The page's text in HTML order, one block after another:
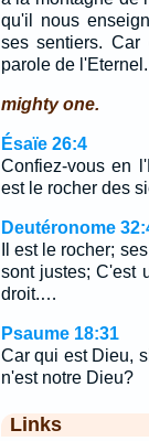
qu'il nous
ses sentiers.
parole de l'Eternel.
mighty one.
Ésaïe 26:4
Confiez-vous en
est le rocher des
Deutéronome
Il est le rocher;
sont justes; C'est
droit.…
Psaume 18:31
Car qui est Dieu,
n'est notre Dieu?
Links